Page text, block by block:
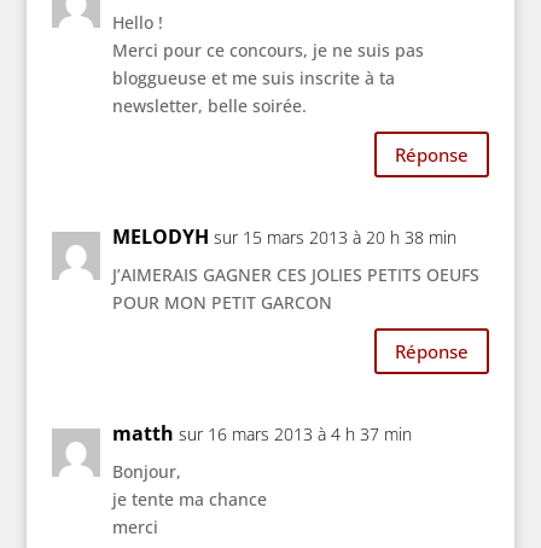
Hello !
Merci pour ce concours, je ne suis pas
bloggueuse et me suis inscrite à ta
newsletter, belle soirée.
Réponse
MELODYH sur 15 mars 2013 à 20 h 38 min
J’AIMERAIS GAGNER CES JOLIES PETITS OEUFS
POUR MON PETIT GARCON
Réponse
matth sur 16 mars 2013 à 4 h 37 min
Bonjour,
je tente ma chance
merci